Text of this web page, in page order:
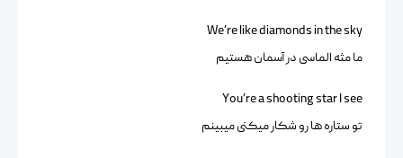
We’re like diamonds in the sky
ما مثه الماسی در آسمان هستیم
You’re a shooting star I see
تو ستاره ها رو شکار میکنی میبینم